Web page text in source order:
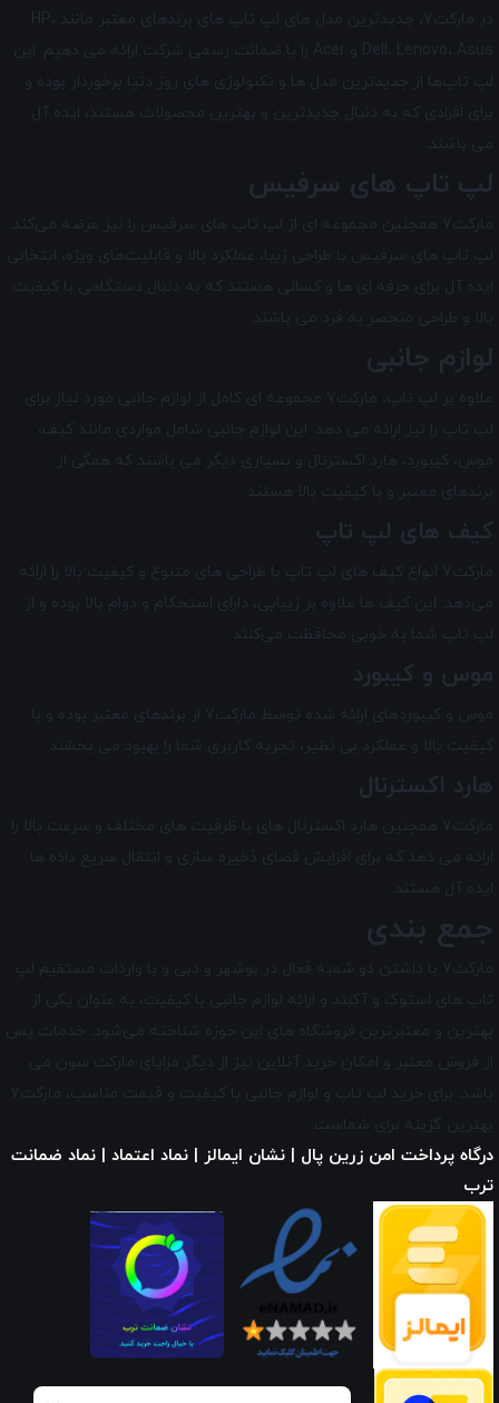
در مارکت7، جدیدترین مدل های لپ تاپ های برندهای معتبر مانند HP،
Dell، Lenovo، Asus و Acer را با ضمانت رسمی شرکت ارائه می دهیم. این
لپ تاپ‌ها از جدیدترین مدل ‌ها و تکنولوژی های روز دنیا برخوردار بوده و
برای افرادی که به دنبال جدیدترین و بهترین محصولات هستند، ایده آل
می ‌باشند.
لپ تاپ های سرفیس
مارکت7 همچنین مجموعه ای از لپ تاپ‌ های سرفیس را نیز عرضه می‌کند.
لپ تاپ‌ های سرفیس با طراحی زیبا، عملکرد بالا و قابلیت‌های ویژه، انتخابی
ایده آل برای حرفه ای ها و کسانی هستند که به دنبال دستگاهی با کیفیت
بالا و طراحی منحصر به فرد می باشند.
لوازم جانبی
علاوه بر لپ تاپ، مارکت7 مجموعه ای کامل از لوازم جانبی مورد نیاز برای
لپ تاپ را نیز ارائه می دهد. این لوازم جانبی شامل مواردی مانند کیف،
موس، کیبورد، هارد اکسترنال و بسیاری دیگر می باشند که همگی از
برندهای معتبر و با کیفیت بالا هستند.
کیف ‌های لپ تاپ
مارکت7 انواع کیف ‌های لپ تاپ با طراحی‌ های متنوع و کیفیت بالا را ارائه
می‌دهد. این کیف ‌ها علاوه بر زیبایی، دارای استحکام و دوام بالا بوده و از
لپ تاپ شما به خوبی محافظت می‌کنند.
موس و کیبورد
موس و کیبورد‌های ارائه شده توسط مارکت7 از برندهای معتبر بوده و با
کیفیت بالا و عملکرد بی ‌نظیر، تجربه کاربری شما را بهبود می‌ بخشند.
هارد اکسترنال
مارکت7 همچنین هارد اکسترنال های با ظرفیت های مختلف و سرعت بالا را
ارائه می دهد که برای افزایش فضای ذخیره‌ سازی و انتقال سریع داده ها
ایده آل هستند.
جمع بندی
مارکت7 با داشتن دو شعبه فعال در بوشهر و دبی و با واردات مستقیم لپ
تاپ‌ های استوک و آکبند و ارائه لوازم جانبی با کیفیت، به عنوان یکی از
بهترین و معتبرترین فروشگاه های این حوزه شناخته می‌شود. خدمات پس
از فروش معتبر و امکان خرید آنلاین نیز از دیگر مزایای مارکت سون می
باشد. برای خرید لپ تاپ و لوازم جانبی با کیفیت و قیمت مناسب، مارکت7
بهترین گزینه برای شماست.
درگاه پرداخت امن زرین پال | نشان ایمالز | نماد اعتماد | نماد ضمانت
ترب